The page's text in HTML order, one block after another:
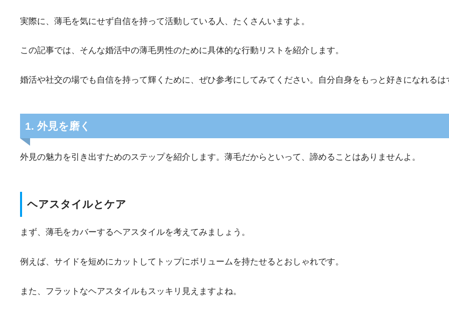
実際に、薄毛を気にせず自信を持って活動している人、たくさんいますよ。
この記事では、そんな婚活中の薄毛男性のために具体的な行動リストを紹介します。
婚活や社交の場でも自信を持って輝くために、ぜひ参考にしてみてください。自分自身をもっと好きになれるは
1. 外見を磨く
外見の魅力を引き出すためのステップを紹介します。薄毛だからといって、諦めることはありませんよ。
ヘアスタイルとケア
まず、薄毛をカバーするヘアスタイルを考えてみましょう。
例えば、サイドを短めにカットしてトップにボリュームを持たせるとおしゃれです。
また、フラットなヘアスタイルもスッキリ見えますよね。